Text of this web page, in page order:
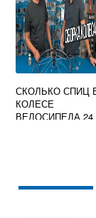
СКОЛЬКО СПИЦ
КОЛЕСЕ
ВЕЛОСИПЕДА 24